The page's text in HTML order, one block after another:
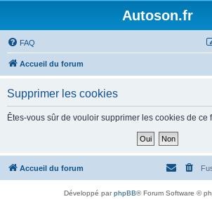
Autoson.fr
FAQ
Accueil du forum
Supprimer les cookies
Êtes-vous sûr de vouloir supprimer les cookies de ce
Accueil du forum
Développé parphpBB® Forum Software ©